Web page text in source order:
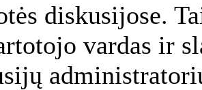
diskusijose.
vardas ir